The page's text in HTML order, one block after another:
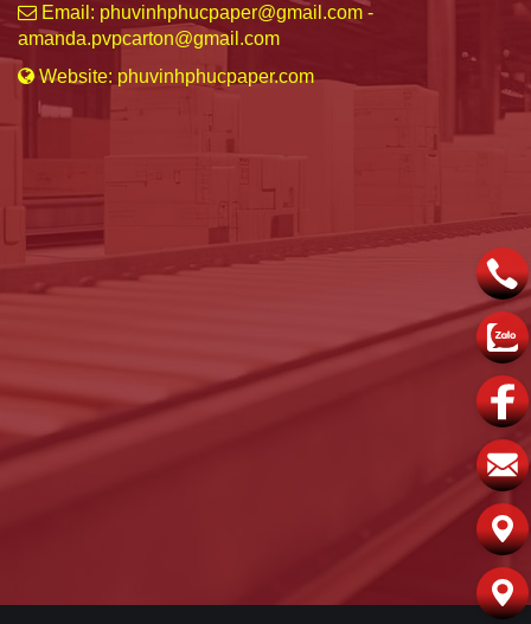
Email: phuvinhphucpaper@gmail.com -
amanda.pvpcarton@gmail.com
Website: phuvinhphucpaper.com